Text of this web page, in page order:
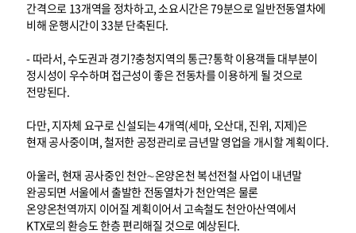
간격으로 13개역을 정차하고, 소요시간은 79분으로 일반전동열차에
비해 운행시간이 33분 단축된다.
- 따라서, 수도권과 경기?충청지역의 통근?통학 이용객들 대부분이
정시성이 우수하며 접근성이 좋은 전동차를 이용하게 될 것으로
전망된다.
다만, 지자체 요구로 신설되는 4개역(세마, 오산대, 진위, 지제)은
현재 공사중이며, 철저한 공정관리로 금년말 영업을 개시할 계획이다.
아울러, 현재 공사중인 천안∼온양온천 복선전철 사업이 내년말
완공되면 서울에서 출발한 전동열차가 천안역은 물론
온양온천역까지 이어질 계획이어서 고속철도 천안아산역에서
KTX로의 환승도 한층 편리해질 것으로 예상된다.